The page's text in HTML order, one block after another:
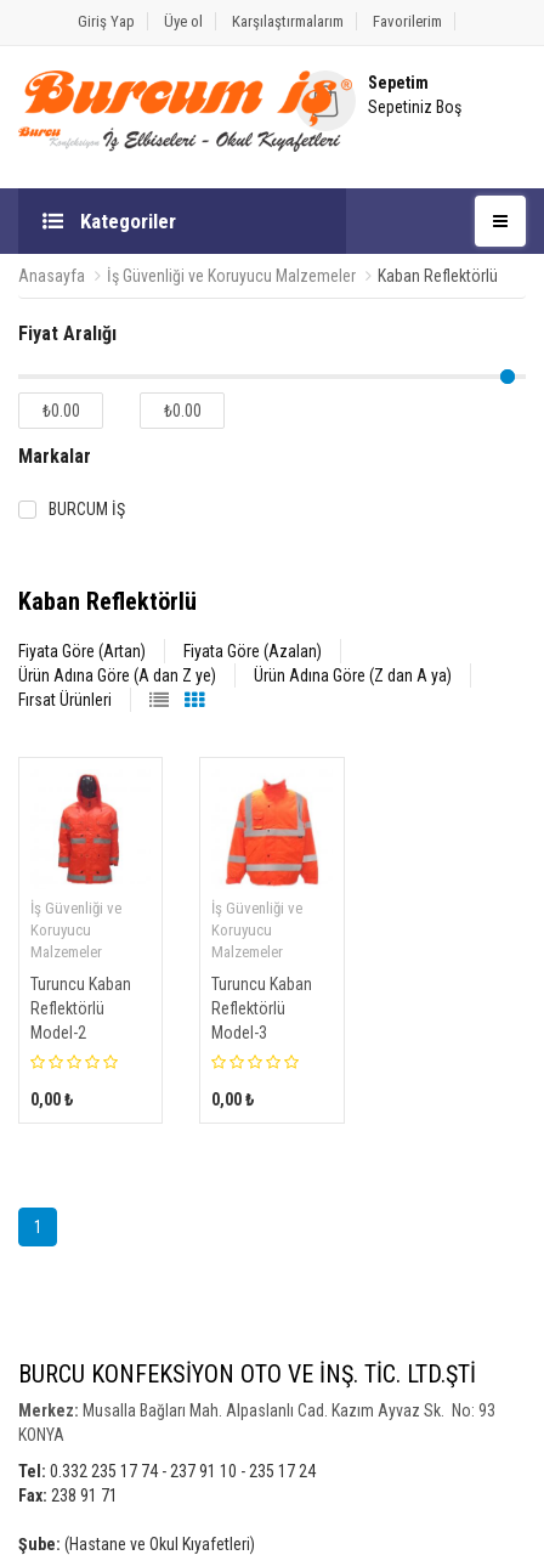
Giriş Yap Üye ol Karşılaştırmalarım Favorilerim
Sepetim
Sepetiniz Boş
Kategoriler
Anasayfa İş Güvenliği ve Koruyucu Malzemeler Kaban Reflektörlü
Fiyat Aralığı
₺0.00 ₺0.00
Markalar
BURCUM İŞ
Kaban Reflektörlü
Fiyata Göre (Artan)
Fiyata Göre (Azalan)
Ürün Adına Göre (A dan Z ye)
Ürün Adına Göre (Z dan A ya)
Fırsat Ürünleri
İş Güvenliği ve
Koruyucu
Malzemeler
Turuncu Kaban
Reflektörlü
Model-2
0,00 ₺
İş Güvenliği ve
Koruyucu
Malzemeler
Turuncu Kaban
Reflektörlü
Model-3
0,00 ₺
1
BURCU KONFEKSİYON OTO VE İNŞ. TİC. LTD.ŞTİ
Merkez: Musalla Bağları Mah. Alpaslanlı Cad. Kazım Ayvaz Sk. No: 93
KONYA
Tel: 0.332 235 17 74 - 237 91 10 - 235 17 24
Fax: 238 91 71
Şube: (Hastane ve Okul Kıyafetleri)